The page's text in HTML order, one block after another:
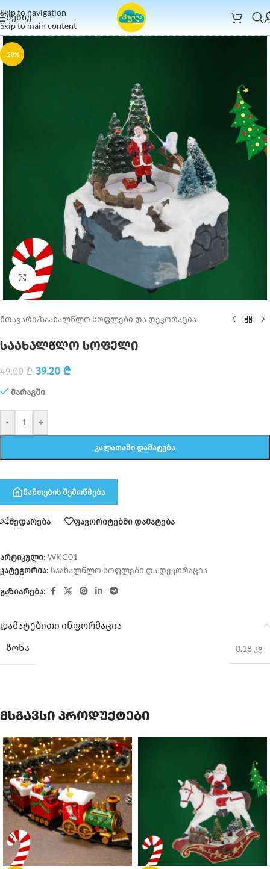
Skip to navigation
Skip to main content
ᲛᲔᲜᲘᲣ
-20%
Click to enlarge
მთავარი/საახალწლო სოფლები და დეკორაცია
საახალწლო სოფელი
49.00₾ 39.20 ₾
მარაგში
- +
ᲙᲐᲚᲐᲗᲐᲨᲘ ᲓᲐᲛᲐᲢᲔᲑᲐ
ნაშთების შემოწმება
შედარება ფავორიტებში დამატება
არტიკული: WKC01
კატეგორია: საახალწლო სოფლები და დეკორაცია
გაზიარება:
დამატებითი ინფორმაცია
ᲬᲝᲜᲐ
0.18 კგ
მსგავსი პროდუქტები